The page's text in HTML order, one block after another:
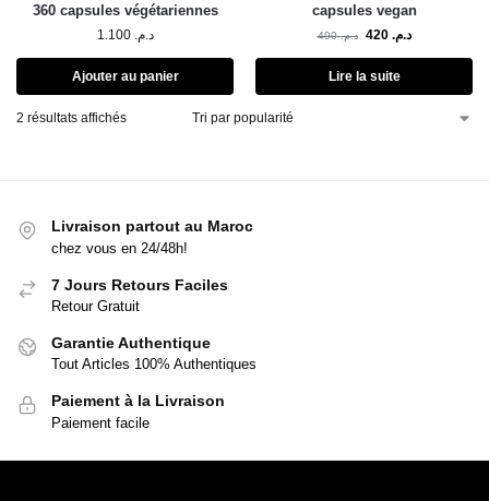
360 capsules végétariennes
د.م. 1.100
Ajouter au panier
capsules vegan
د.م.490 د.م. 420
Lire la suite
2 résultats affichés
Livraison partout au Maroc
chez vous en 24/48h!
7 Jours Retours Faciles
Retour Gratuit
Garantie Authentique
Tout Articles 100% Authentiques
Paiement à la Livraison
Paiement facile